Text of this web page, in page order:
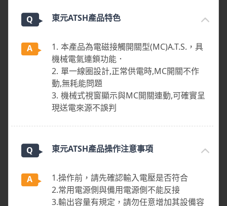
東元ATSH產品特色
1. 本產品為電磁接觸開關型(MC)A.T.S.，具
機械電氣連鎖功能．
2. 單一線圈設計,正常供電時,MC開關不作
動,無耗能問題
3. 機械式視窗顯示與MC開關連動,可確實呈
現送電來源不誤判
東元ATSH產品操作注意事項
1.操作前，請先確認輸入電壓是否符合
2.常用電源側與備用電源側不能反接
3.輸出容量有規定，請勿任意增加其設備容